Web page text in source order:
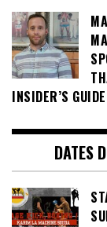
INSIDER’S
DATES